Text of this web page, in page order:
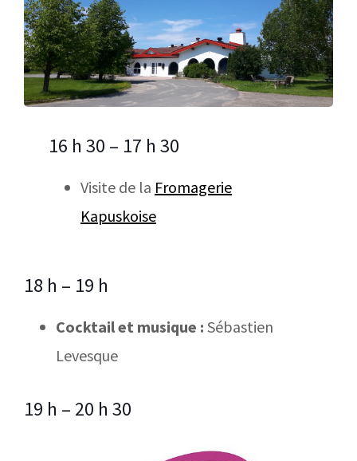
16 h 30 – 17 h 30
Visite de la Fromagerie
Kapuskoise
18 h – 19 h
Cocktail et musique : Sébastien
Levesque
19 h – 20 h 30